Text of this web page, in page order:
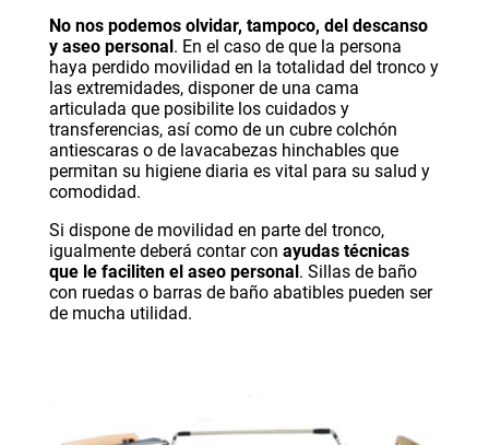
No nos podemos olvidar, tampoco, del descanso
y aseo personal. En el caso de que la persona
haya perdido movilidad en la totalidad del tronco y
las extremidades, disponer de una cama
articulada que posibilite los cuidados y
transferencias, así como de un cubre colchón
antiescaras o de lavacabezas hinchables que
permitan su higiene diaria es vital para su salud y
comodidad.
Si dispone de movilidad en parte del tronco,
igualmente deberá contar con ayudas técnicas
que le faciliten el aseo personal. Sillas de baño
con ruedas o barras de baño abatibles pueden ser
de mucha utilidad.